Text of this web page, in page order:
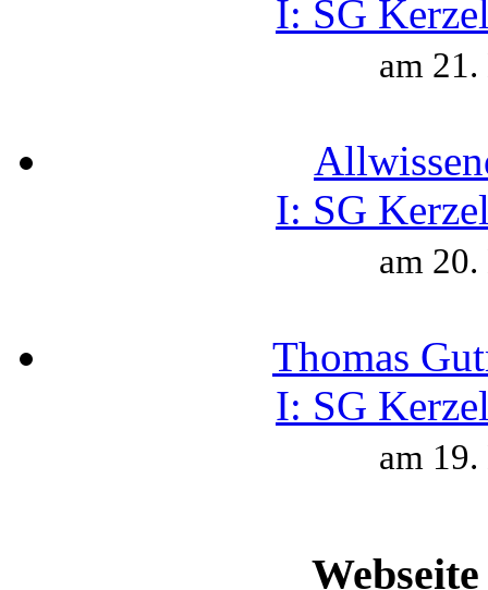
I: SG
am
I: SG
am
Thomas
I: SG
am